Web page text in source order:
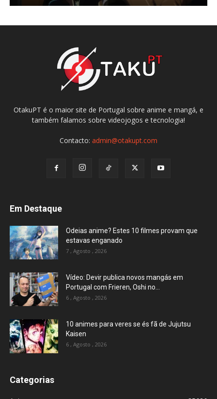
OtakuPT é o maior site de Portugal sobre anime e mangá, e
também falamos sobre videojogos e tecnologia!
Contacto: admin@otakupt.com
Em Destaque
Odeias anime? Estes 10 filmes provam que
estavas enganado
7 , Agosto , 2026
Vídeo: Devir publica novos mangás em
Portugal com Frieren, Oshi no...
6 , Agosto , 2026
10 animes para veres se és fã de Jujutsu
Kaisen
6 , Agosto , 2026
Categorias